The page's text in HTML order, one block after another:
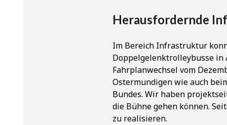
Herausfordernde
Im Bereich Infrastruktur
Doppelgelenktrolleybusse in
Fahrplanwechsel vom
Ostermundigen wie auch
Bundes. Wir haben
die Bühne gehen können.
zu realisieren.